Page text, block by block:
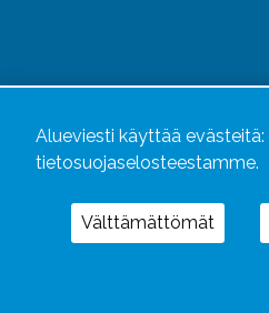
Alueviesti käyttää evästeitä:
tietosuojaselosteestamme.
Välttämättömät